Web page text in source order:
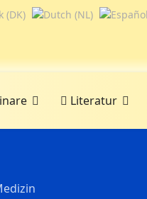
Literatur